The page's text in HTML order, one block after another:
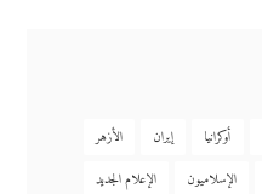
أوكرانيا إيران
الأزهر
الإسلاميون
الإعلام الجديد